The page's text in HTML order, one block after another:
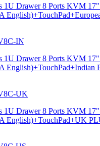
1U Drawer 8 Ports KVM
IN
1U Drawer 8 Ports KVM
English)+TouchPad+Indian
UK
1U Drawer 8 Ports KVM
English)+TouchPad+UK